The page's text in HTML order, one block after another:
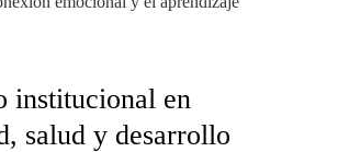
institucional en
salud y desarrollo